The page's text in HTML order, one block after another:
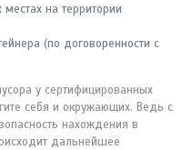
на территории
(по договоренности с
у сертифицированных
себя и окружающих. Ведь с
нахождения в
дальнейшее